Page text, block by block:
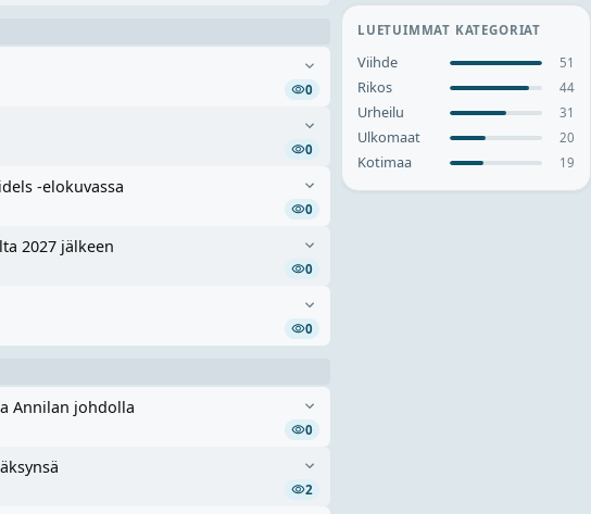
LUETUIMMAT KATEGORIAT
Viihde 51
Rikos 44
Urheilu 31
Ulkomaat 20
Kotimaa 19
0
0
-elokuvassa
0
2027 jälkeen
0
0
Annilan johdolla
0
2